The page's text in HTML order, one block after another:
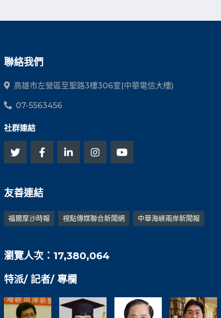
聯絡我們
高雄市左營區至聖路3樓306室(中華電信大樓)
07-5563456
社群連結
友善連結
福爾摩沙時報 視點傳媒聯合新聞網 中華海峽兩岸新聞報
瀏覽人次：17,380,064
特派/ 記者/ 專欄